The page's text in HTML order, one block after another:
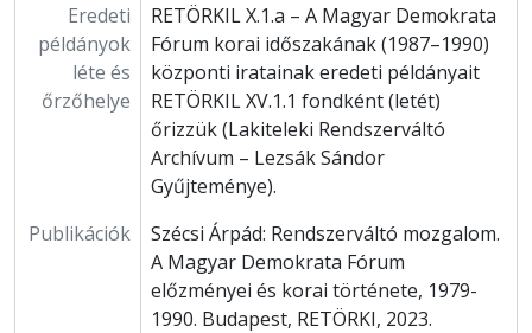
Eredeti
példányok
léte és
őrzőhelye
RETÖRKIL X.1.a – A Magyar Demokrata
Fórum korai időszakának (1987–1990)
központi iratainak eredeti példányait
RETÖRKIL XV.1.1 fondként (letét)
őrizzük (Lakiteleki Rendszerváltó
Archívum – Lezsák Sándor
Gyűjteménye).
Publikációk
Szécsi Árpád: Rendszerváltó mozgalom.
A Magyar Demokrata Fórum
előzményei és korai története, 1979-
1990. Budapest, RETÖRKI, 2023.